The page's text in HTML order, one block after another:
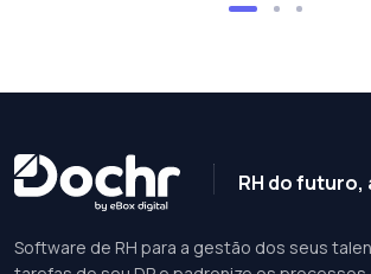
RH do futuro,
Software de RH para a gestão dos seus